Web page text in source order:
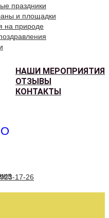
праздники
и площадки
на природе
НАШИ МЕРОПРИЯТИЯ
ОТЗЫВЫ
КОНТАКТЫ
17-26